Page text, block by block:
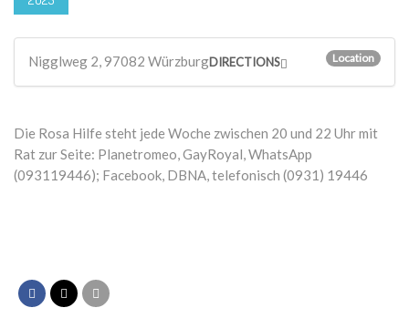
Nigglweg 2, 97082 Würzburg Location
DIRECTIONS
Die Rosa Hilfe steht jede Woche zwischen 20 und 22 Uhr mit
Rat zur Seite: Planetromeo, GayRoyal, WhatsApp
(093119446); Facebook, DBNA, telefonisch (0931) 19446